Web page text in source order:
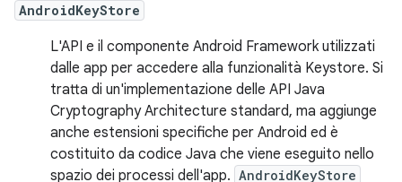
AndroidKeyStore
L'API e il componente Android Framework utilizzati
dalle app per accedere alla funzionalità Keystore. Si
tratta di un'implementazione delle API Java
Cryptography Architecture standard, ma aggiunge
anche estensioni specifiche per Android ed è
costituito da codice Java che viene eseguito nello
spazio dei processi dell'app. AndroidKeyStore